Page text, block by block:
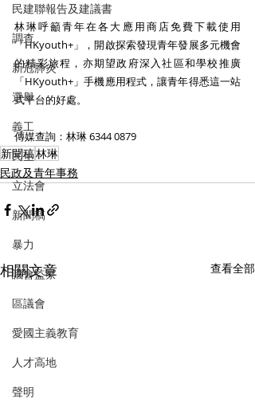
民建聯報告及建議書
調查
新冠肺炎
選舉
義工
民生
立法會
新聞稿
暴力
議會監察
區議會
愛國主義教育
人才高地
聲明
林琳呼籲青年在各大應用商店免費下載使用
「HKyouth+」，開啟探索發現青年發展多元機會
的精彩旅程，亦期望政府深入社區和學校推廣
「HKyouth+」手機應用程式，讓青年得悉這一站
式平台的好處。
傳媒查詢：林琳 6344 0879
新聞稿林琳
民政及青年事務
相關文章 查看全部